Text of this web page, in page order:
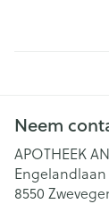
Neem
APOTHEEK
Engelandlaan
8550